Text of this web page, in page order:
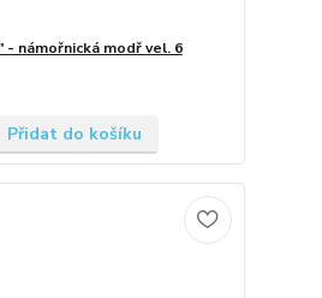
- námořnická modř vel. 6
Přidat do košíku